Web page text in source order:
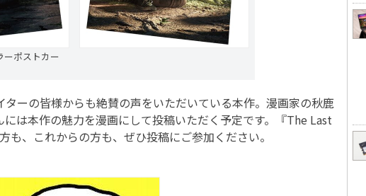
ーポストカー
ーの皆様からも絶賛の声をいただいている本作。漫画家の秋鹿
は本作の魅力を漫画にして投稿いただく予定です。『The Last
、これからの方も、ぜひ投稿にご参加ください。